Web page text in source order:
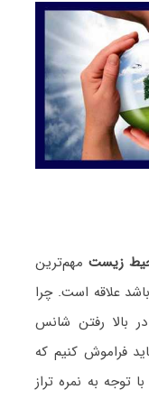
زیست مهم‌ترین
علاقه است. چرا
در بالا رفتن شانس
فراموش کنیم که
توجه به نمره تراز